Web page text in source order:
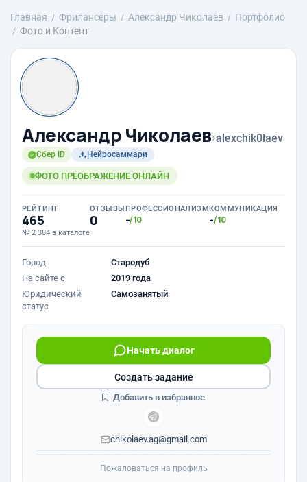
Главная Фрилансеры Александр Чиколаев
Портфолио
Фото и Контент
Александр Чиколаев›alexchik0laev
Сбер ID Нейросаммари
ФОТО ПРЕОБРАЖЕНИЕ ОНЛАЙН
РЕЙТИНГ
465
№ 2 384 в каталоге
ОТЗЫВЫ
0
ПРОФЕССИОНАЛИЗМ
-/10
КОММУНИКАЦИЯ
-/10
Город
Стародуб
На сайте с
2019 года
Юридический
статус
Самозанятый
Начать диалог
chikolaev.ag@gmail.com
Создать задание
Добавить в избранное
Пожаловаться на профиль